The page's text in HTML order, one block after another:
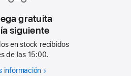
gratuita
siguiente
en stock recibidos
de las 15:00.
información Entrega